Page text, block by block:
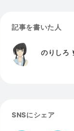
記事を書いた人
のりしろ
SNSにシェア